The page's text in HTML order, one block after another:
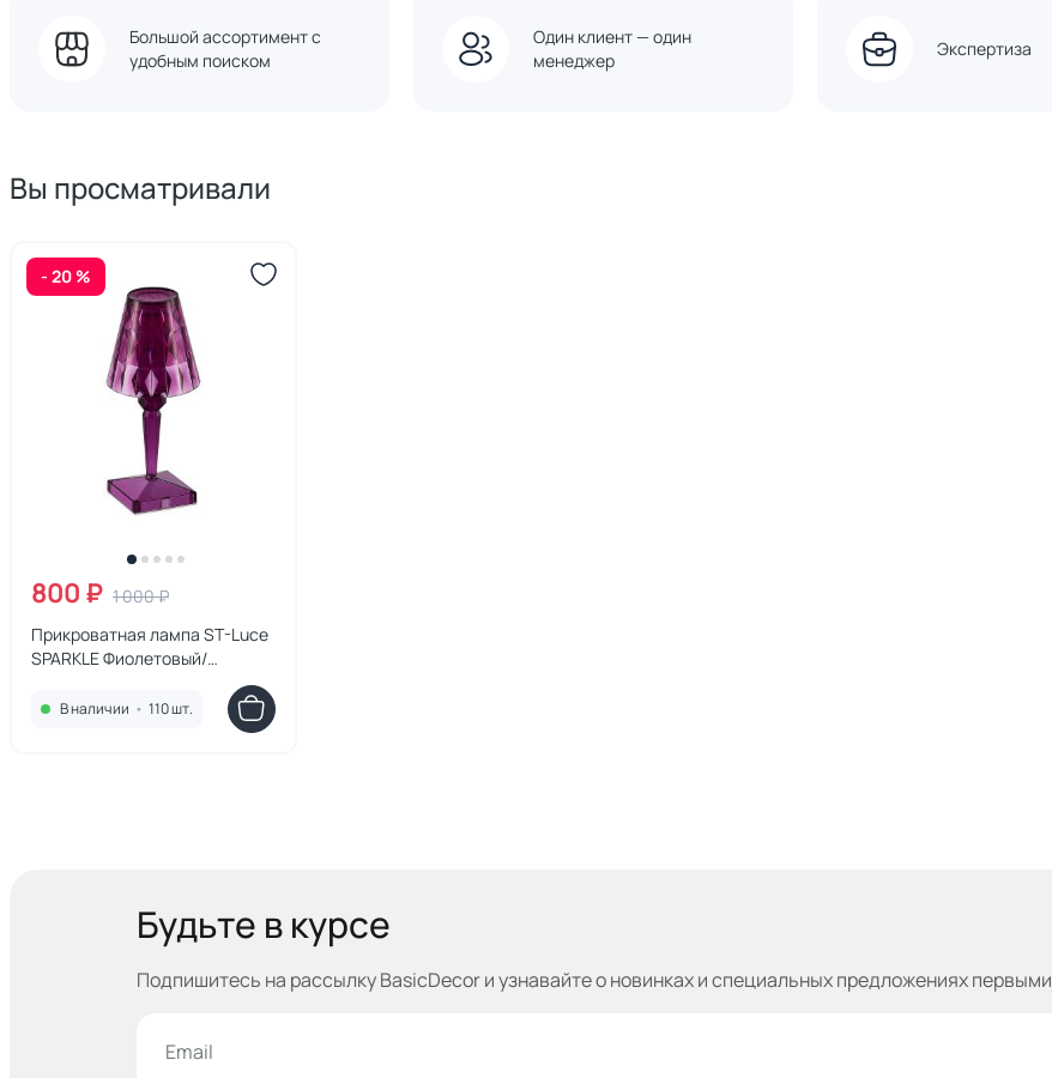
Большой ассортимент с
удобным поиском
Один клиент — один
менеджер
Экспертиза
Вы просматривали
- 20 %
800 ₽ 1 000 ₽
Прикроватная лампа ST-Luce
SPARKLE Фиолетовый/
3000K/4000K/6000K
В наличии • 110 шт.
Будьте в курсе
Подпишитесь на рассылку BasicDecor и узнавайтео новинках и специальных предложениях первыми